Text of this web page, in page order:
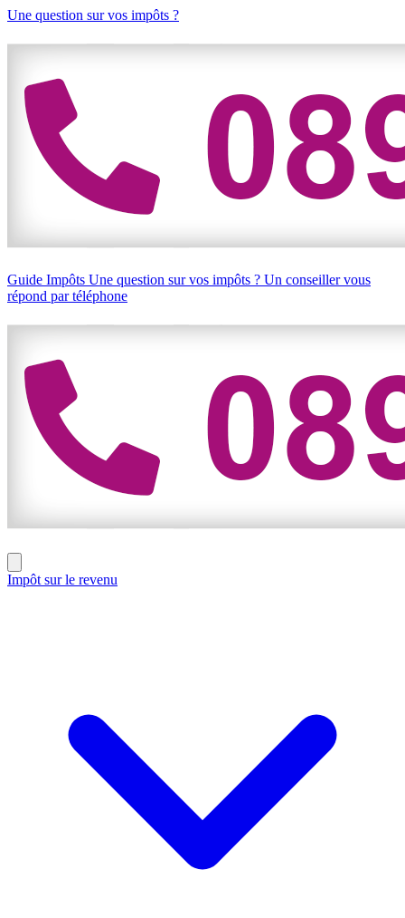
Une question sur vos impôts ?
Guide Impôts Une question sur vos impôts ? Un conseiller vous
répond par téléphone
Impôt sur le revenu